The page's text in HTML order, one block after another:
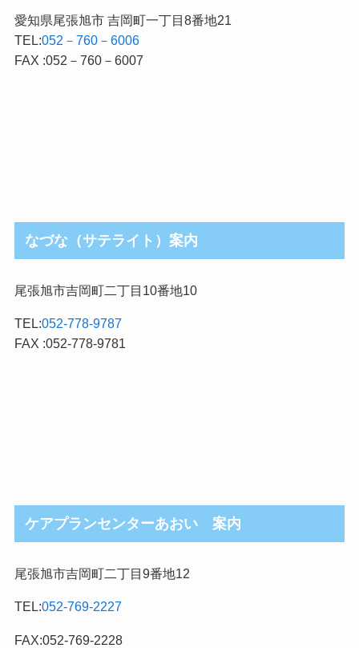
愛知県尾張旭市 吉岡町一丁目8番地21
TEL:052－760－6006
FAX :052－760－6007
なづな（サテライト）案内
尾張旭市吉岡町二丁目10番地10
TEL:052-778-9787
FAX :052-778-9781
ケアプランセンターあおい 案内
尾張旭市吉岡町二丁目9番地12
TEL:052-769-2227
FAX:052-769-2228